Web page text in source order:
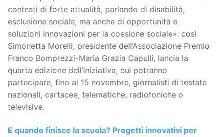
contesti di forte attualità, parlando di disabilità,
esclusione sociale, ma anche di opportunità e
soluzioni innovazioni per la coesione sociale»: così
Simonetta Morelli, presidente dell’Associazione Premio
Franco Bomprezzi-Maria Grazia Capulli, lancia la
quarta edizione dell’iniziativa, cui potranno
partecipare, fino al 15 novembre, giornalisti di testate
nazionali, cartacee, telematiche, radiofoniche o
televisive.
E quando finisce la scuola? Progetti innovativi per